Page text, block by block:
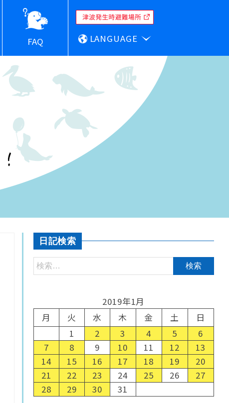
FAQ LANGUAGE
日記検索
2019年1月
月
火 水 木 金 土
日
1
2 3 4 5
6
7
8 9 10 11 12
13
14
15 16 17 18 19
20
21
22 23 24 25 26
27
28
29 30 31